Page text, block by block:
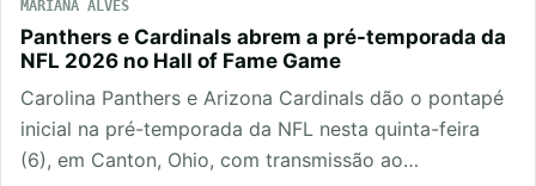
MARIANA ALVES
Panthers e Cardinals abrem a pré-temporada da
NFL 2026 no Hall of Fame Game
Carolina Panthers e Arizona Cardinals dão o pontapé
inicial na pré-temporada da NFL nesta quinta-feira
(6), em Canton, Ohio, com transmissão ao…